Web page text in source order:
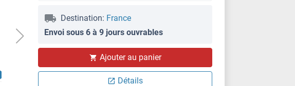
WB
Destination: France
Envoi sous 6 à 9 jours ouvrables
Ajouter au panier
Détails